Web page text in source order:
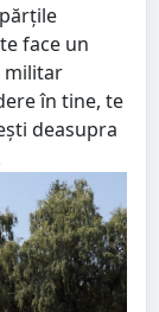
face un
militar
în tine, te
deasupra